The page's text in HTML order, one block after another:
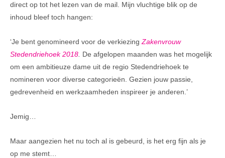
direct op tot het lezen van de mail. Mijn vluchtige blik op de
inhoud bleef toch hangen:
‘Je bent genomineerd voor de verkiezing Zakenvrouw
Stedendriehoek 2018 De afgelopen maanden was het mogelijk
om een ambitieuze dame uit de regio Stedendriehoek te
nomineren voor diverse categorieën. Gezien jouw passie,
gedrevenheid en werkzaamheden inspireer je anderen.’
Jemig…
Maar aangezien het nu toch al is gebeurd, is het erg fijn als je
op me stemt…